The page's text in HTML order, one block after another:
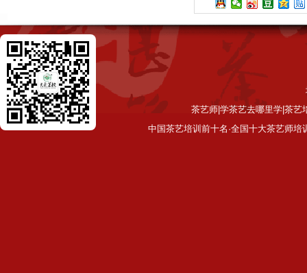
茶艺师|学茶艺去哪里学|茶艺
中国茶艺培训前十名·全国十大茶艺师培